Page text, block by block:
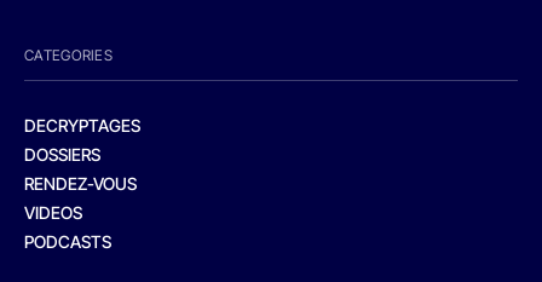
CATEGORIES
DECRYPTAGES
DOSSIERS
RENDEZ-VOUS
VIDEOS
PODCASTS